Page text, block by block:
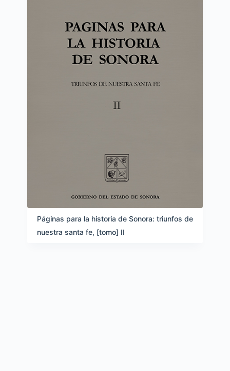
Páginas para la historia de Sonora: triunfos de
nuestra santa fe, [tomo] II